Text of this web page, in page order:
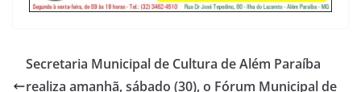
Secretaria Municipal de Cultura de Além Paraíba
realiza amanhã, sábado (30), o Fórum Municipal de